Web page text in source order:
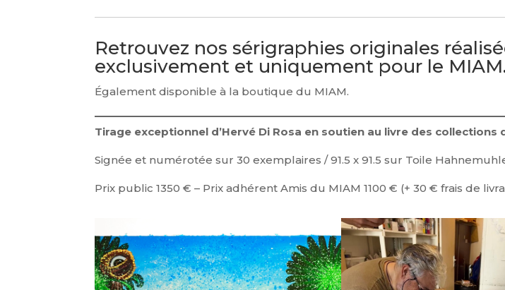
Retrouvez nos sérigraphies originales
exclusivement et uniquement pour le MIAM.
Également disponible à la boutique du MIAM.
Tirage exceptionnel d’Hervé Di Rosa en soutien au livre des collections
Signée et numérotée sur 30 exemplaires / 91.5 x 91.5 sur Toile
Prix public 1350 € – Prix adhérent Amis du MIAM 1100 € (+ 30 € frais de